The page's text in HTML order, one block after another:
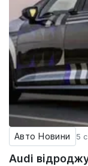
Авто Новини 5
Audi